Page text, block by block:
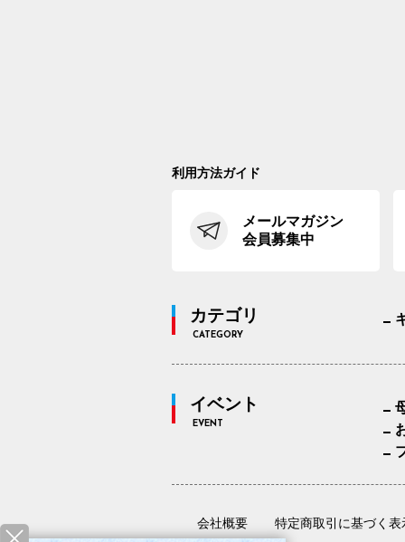
利用方法ガイド
メールマガジン
会員募集中
カテゴリ
CATEGORY
イベント
EVENT
会社概要 特定商取引に基づく表